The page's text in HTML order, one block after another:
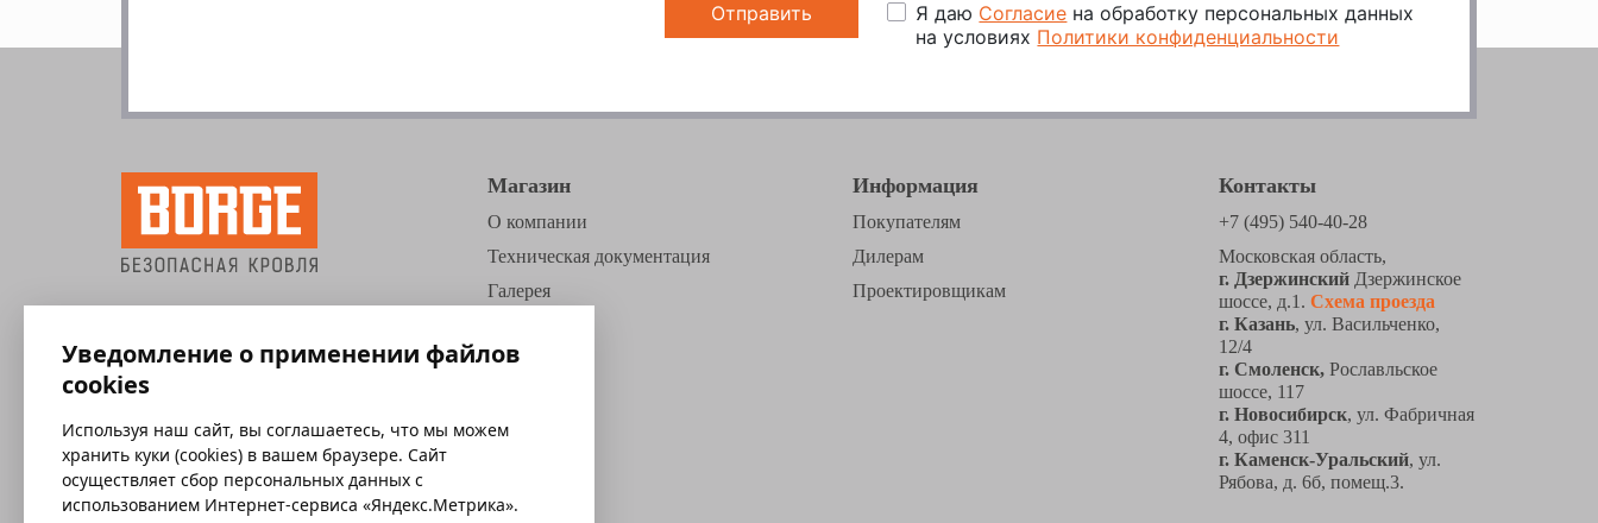
Я даю Согласие на обработку персональных данных
на условиях Политики конфиденциальности
Магазин
О компании
Техническая документация
Галерея
Прайс-лист
Информация
Покупателям
Дилерам
Проектировщикам
Контакты
+7 (495) 540-40-28
Московская область,
г. ДзержинскийДзержинское
шоссе, д.1. Схема проезда
г. Казань, ул. Васильченко,
12/4
г. Смоленск,Рославльское
шоссе, 117
г. Новосибирск, ул. Фабричная
4, офис 311
г. Каменск-Уральский, ул.
Рябова, д. 6б, помещ.3.
Уведомление о применении файлов
cookies
Используя наш сайт, вы соглашаетесь, что мы можем
хранить куки (cookies) в вашем браузере. Сайт
осуществляет сбор персональных данных с
использованием Интернет-сервиса «Яндекс.Метрика».